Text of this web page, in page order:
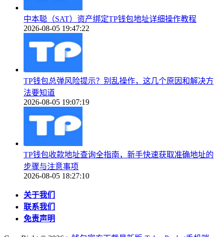
中本聪（SAT）资产绑定TP钱包地址详细操作教程
2026-08-05 19:47:22
TP钱包总弹风险提示？别乱操作，这几个原因和解决方
法要知道
2026-08-05 19:07:19
TP钱包收款地址查询全指南，新手快速获取准确地址的
步骤与注意事项
2026-08-05 18:27:10
关于我们
联系我们
免责声明